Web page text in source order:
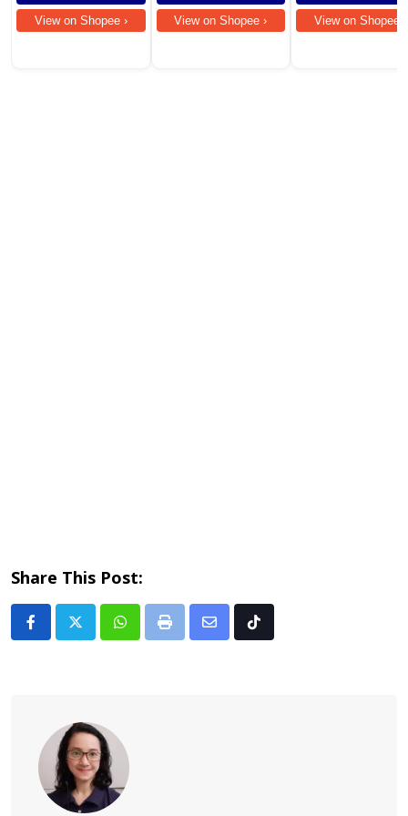
View on Shopee ›
View on Shopee ›
View on Shopee ›
Share This Post:
Whatsapp
Print
Share Tiktok